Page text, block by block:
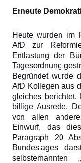
Erneute
Heute wurden im
AfD zur
Entlastung der
Tagesordnung
Begründet wurde
AfD Kollegen aus
gleiches berichtet.
billige Ausrede.
von allen
Einwurf, das
Paragraph 20
Bundestages
selbsternannten